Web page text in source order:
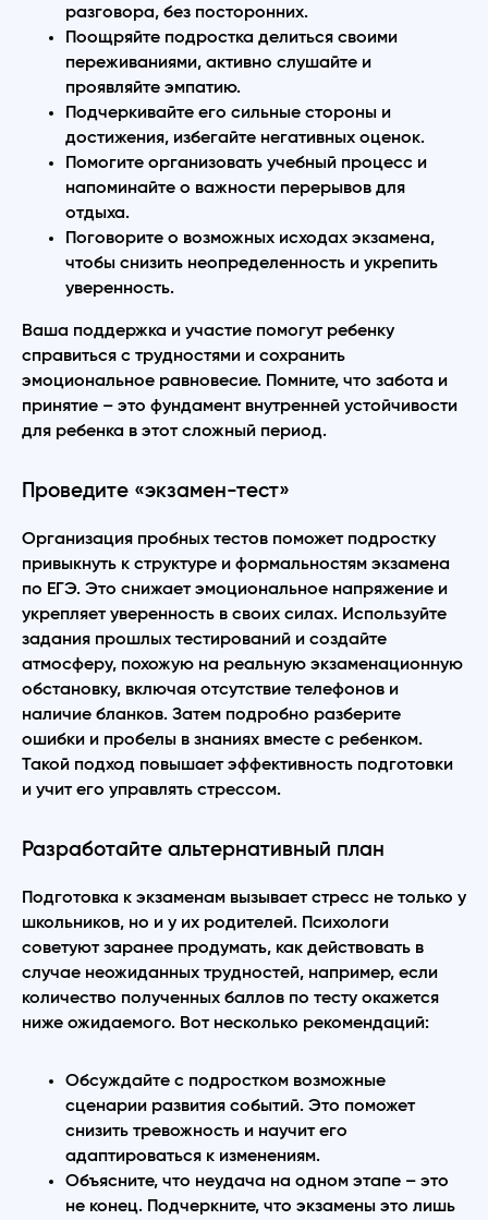
разговора, без посторонних.
Поощряйте подростка делиться своими
переживаниями, активно слушайте и
проявляйте эмпатию.
Подчеркивайте его сильные стороны и
достижения, избегайте негативных оценок.
Помогите организовать учебный процесс и
напоминайте о важности перерывов для
отдыха.
Поговорите о возможных исходах экзамена,
чтобы снизить неопределенность и укрепить
уверенность.
Ваша поддержка и участие помогут ребенку
справиться с трудностями и сохранить
эмоциональное равновесие. Помните, что забота и
принятие – это фундамент внутренней устойчивости
для ребенка в этот сложный период.
Проведите «экзамен-тест»
Организация пробных тестов поможет подростку
привыкнуть к структуре и формальностям экзамена
по ЕГЭ. Это снижает эмоциональное напряжение и
укрепляет уверенность в своих силах. Используйте
задания прошлых тестирований и создайте
атмосферу, похожую на реальную экзаменационную
обстановку, включая отсутствие телефонов и
наличие бланков. Затем подробно разберите
ошибки и пробелы в знаниях вместе с ребенком.
Такой подход повышает эффективность подготовки
и учит его управлять стрессом.
Разработайте альтернативный план
Подготовка к экзаменам вызывает стресс не только у
школьников, но и у их родителей. Психологи
советуют заранее продумать, как действовать в
случае неожиданных трудностей, например, если
количество полученных баллов по тесту окажется
ниже ожидаемого. Вот несколько рекомендаций:
Обсуждайте с подростком возможные
сценарии развития событий. Это поможет
снизить тревожность и научит его
адаптироваться к изменениям.
Объясните, что неудача на одном этапе – это
не конец. Подчеркните, что экзамены это лишь